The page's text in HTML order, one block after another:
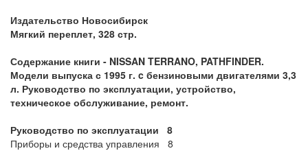
Издательство Новосибирск
Мягкий переплет, 328 стр.
Содержание книги - NISSAN TERRANO, PATHFINDER.
Модели выпуска с 1995 г. c бензиновыми двигателями 3,3
л. Руководство по эксплуатации, устройство,
техническое обслуживание, ремонт.
Руководство по эксплуатации 8
Приборы и средства управления 8